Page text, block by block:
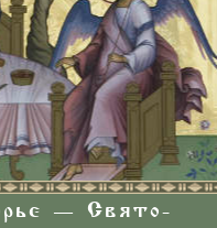
— Свято-